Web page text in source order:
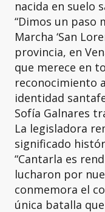
nacida en suelo
“Dimos un paso
Marcha ‘San
provincia, en
que merece en
reconocimiento
identidad
Sofía Galnares
La legisladora
significado
“Cantarla es
lucharon por
conmemora el
única batalla